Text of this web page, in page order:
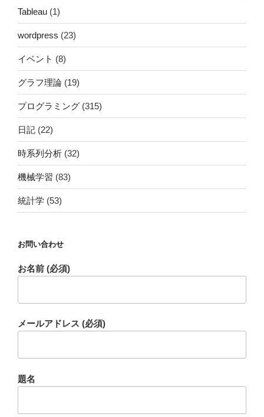
Tableau (1)
wordpress (23)
イベント (8)
グラフ理論 (19)
プログラミング (315)
日記 (22)
時系列分析 (32)
機械学習 (83)
統計学 (53)
お問い合わせ
お名前 (必須)
メールアドレス (必須)
題名